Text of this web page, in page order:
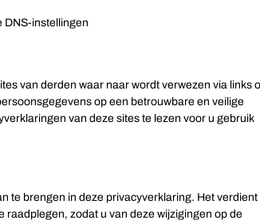
DNS-instellingen
van derden waar naar wordt verwezen via links
op een betrouwbare en veilige
van deze sites te lezen voor u gebruik
te brengen in deze privacyverklaring. Het verdient
zodat u van deze wijzigingen op de